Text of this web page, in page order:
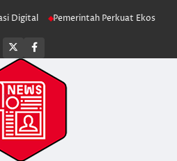
Pemerintah Perkuat Ekosistem Media
Twitterfacebook